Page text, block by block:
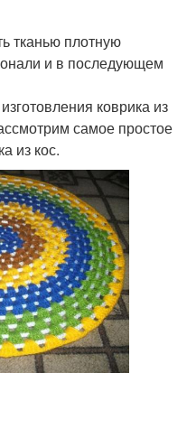
тканью плотную
и в последующем
коврика из
самое простое
из кос.